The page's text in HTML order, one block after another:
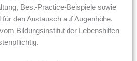
Best-Practice-Beispiele sowie
den Austausch auf Augenhöhe.
Bildungsinstitut der Lebenshilfen